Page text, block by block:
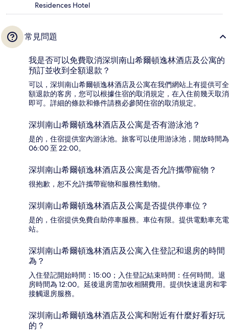
Residences Hotel
常見問題
我是否可以免費取消深圳南山希爾頓逸林酒店及公寓的
預訂並收到全額退款？
可以，深圳南山希爾頓逸林酒店及公寓在我們網站上有提供可全
額退款的客房，您可以根據住宿的取消規定，在入住前幾天取消
即可。詳細的條款和條件請務必參閱住宿的取消規定。
深圳南山希爾頓逸林酒店及公寓是否有游泳池？
是的，住宿提供室內游泳池。旅客可以使用游泳池，開放時間為
06:00 至 22:00。
深圳南山希爾頓逸林酒店及公寓是否允許攜帶寵物？
很抱歉，恕不允許攜帶寵物和服務性動物。
深圳南山希爾頓逸林酒店及公寓是否提供停車位？
是的，住宿提供免費自助停車服務。車位有限。提供電動車充電
站。
深圳南山希爾頓逸林酒店及公寓入住登記和退房的時間
為？
入住登記開始時間：15:00；入住登記結束時間：任何時間。退
房時間為 12:00。延後退房需加收相關費用。提供快速退房和零
接觸退房服務。
深圳南山希爾頓逸林酒店及公寓和附近有什麼好看好玩
的？